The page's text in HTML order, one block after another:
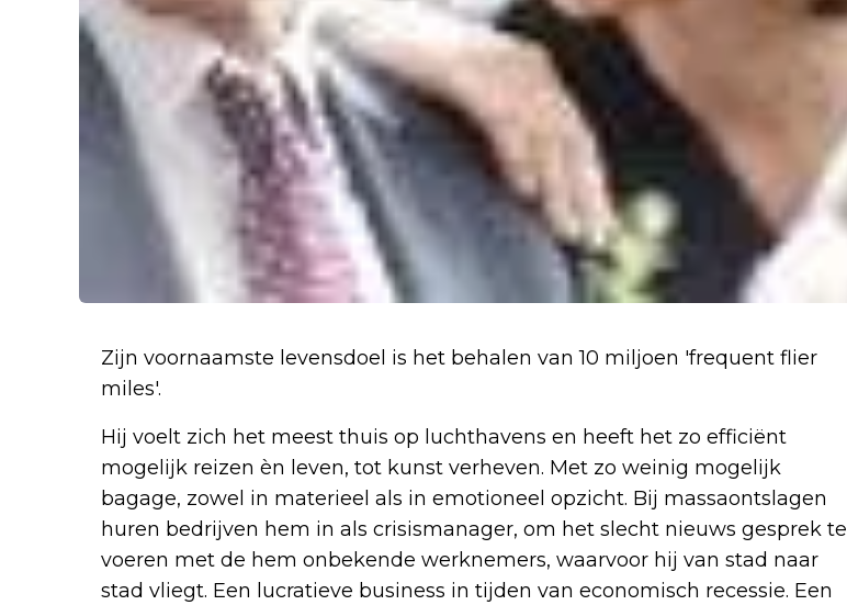
Zijn voornaamste levensdoel is het behalen van 10 miljoen 'frequent flier
miles'.
Hij voelt zich het meest thuis op luchthavens en heeft het zo efficiënt
mogelijk reizen èn leven, tot kunst verheven. Met zo weinig mogelijk
bagage, zowel in materieel als in emotioneel opzicht. Bij massaontslagen
huren bedrijven hem in als crisismanager, om het slecht nieuws gesprek te
voeren met de hem onbekende werknemers, waarvoor hij van stad naar
stad vliegt. Een lucratieve business in tijden van economisch recessie. Een